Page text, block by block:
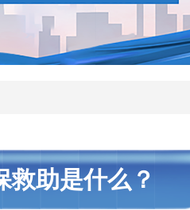
利企查询
救助是什么？